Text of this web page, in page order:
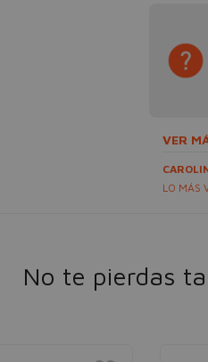
VER
LO MÁS
No te pierdas